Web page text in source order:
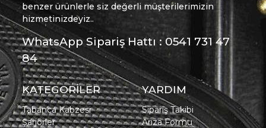
benzer ürünlerle siz değerli müşterilerimizin
hizmetinizdeyiz..
WhatsApp Sipariş Hattı : 0541 731 47
84
KATEGORİLER
Tabanca Kabzesi
Şarjörler
YARDIM
Sipariş Takibi
Arıza Formu